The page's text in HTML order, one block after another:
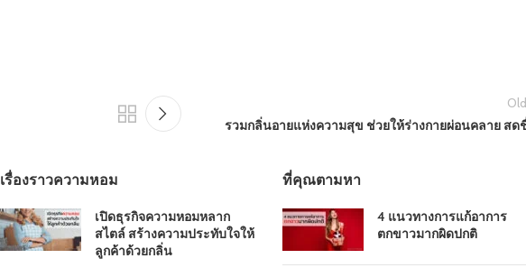
รวมกลิ่นอายแห่งความสุข ช่วยให้ร่างกายผ่อนคลาย สด
เรื่องราวความหอม
เปิดธุรกิจความหอมหลาก
สไตล์ สร้างความประทับใจให้
ลูกค้าด้วยกลิ่น
ที่คุณตามหา
4 แนวทางการแก้อาการ
ตกขาวมากผิดปกติ